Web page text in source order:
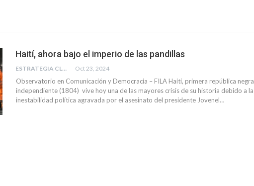
Haití, ahora bajo el imperio de las pandillas
ESTRATEGIA CLAE Oct 23, 2024
Observatorio en Comunicación y Democracia – FILA Haití, primera república negra
independiente (1804) vive hoy una de las mayores crisis de su historia debido a la
inestabilidad política agravada por el asesinato del presidente Jovenel…